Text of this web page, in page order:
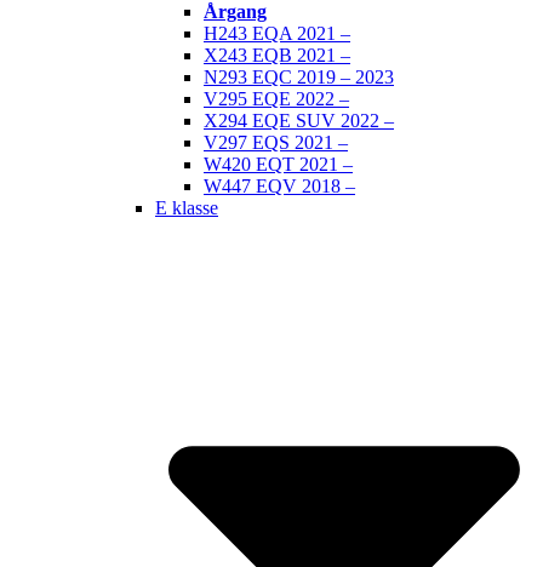
Årgang
H243 EQA 2021 –
X243 EQB 2021 –
N293 EQC 2019 – 2023
V295 EQE 2022 –
X294 EQE SUV 2022 –
V297 EQS 2021 –
W420 EQT 2021 –
W447 EQV 2018 –
E klasse